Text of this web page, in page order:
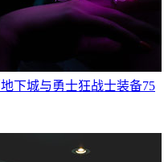
下城与勇士狂战士装备75